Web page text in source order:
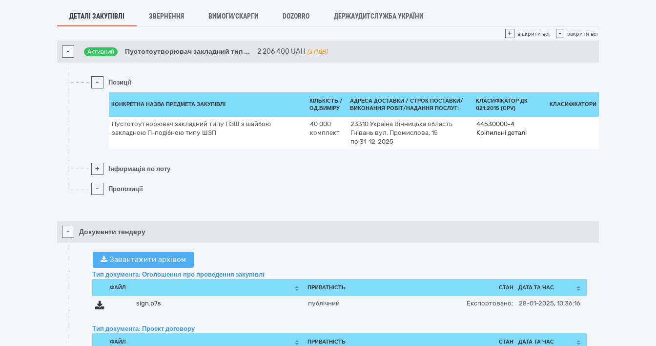
ДЕТАЛІ ЗАКУПІВЛІ ЗВЕРНЕННЯ ВИМОГИ/СКАРГИ DOZORRO ДЕРЖАУДИТСЛУЖБА УКРАЇНИ
+ відкрити всі - закрити всі
- Активний Пустотоутворювач закладний тип ... 2 206 400 UAH (з ПДВ)
- Позиції
КОНКРЕТНА НАЗВА ПРЕДМЕТА ЗАКУПІВЛІ
КІЛЬКІСТЬ /
ОД.ВИМІРУ
АДРЕСА ДОСТАВКИ / СТРОК ПОСТАВКИ/
ВИКОНАННЯ РОБІТ/НАДАННЯ ПОСЛУГ:
КЛАСИФІКАТОР ДК
021:2015 (CPV)
КЛАСИФІКАТОРИ
Пустотоутворювач закладний типу ПЗШ з шайбою
закладною П-подібною типу ШЗП
40 000
комплект
23310 Україна Вінницька область
Гнівань вул. Промислова, 15
по 31-12-2025
44530000-4
Кріпильні деталі
+ Інформація по лоту
- Пропозиції
- Документи тендеру
Завантажити архівом
Тип документа: Оголошення про проведення закупівлі
ФАЙЛ ПРИВАТНІСТЬ СТАН ДАТА ТА ЧАС
sign.p7s публічний Експортовано: 28-01-2025, 10:36:16
Тип документа: Проект договору
ФАЙЛ ПРИВАТНІСТЬ СТАН ДАТА ТА ЧАС